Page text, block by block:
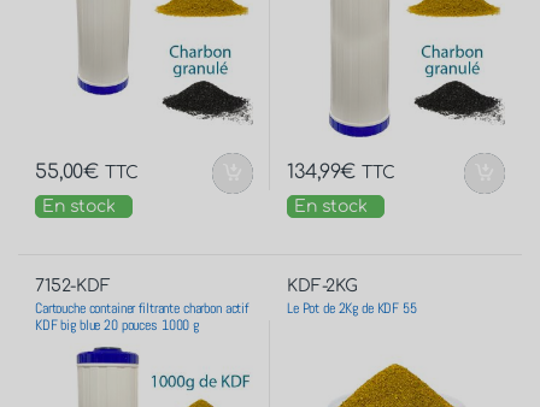
55,00€ TTC
En stock
134,99€ TTC
En stock
7152-KDF
Cartouche container filtrante charbon actif
KDF big blue 20 pouces 1000 g
KDF-2KG
Le Pot de 2Kg de KDF 55